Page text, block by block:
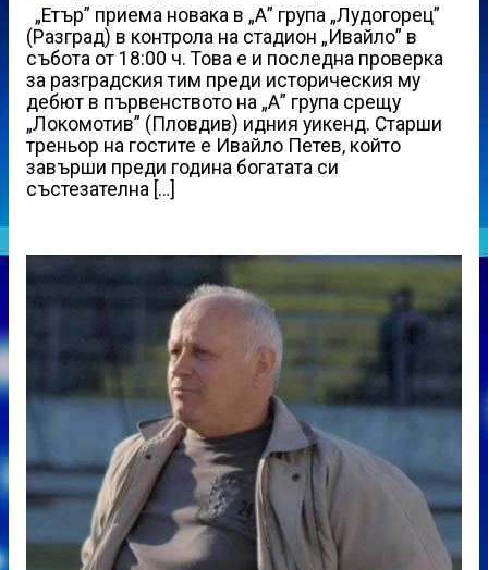
„Етър” приема новака в „А” група „Лудогорец”
(Разград) в контрола на стадион „Ивайло” в
събота от 18:00 ч. Това е и последна проверка
за разградския тим преди историческия му
дебют в първенството на „А” група срещу
„Локомотив” (Пловдив) идния уикенд. Старши
треньор на гостите е Ивайло Петев, който
завърши преди година богатата си
състезателна […]